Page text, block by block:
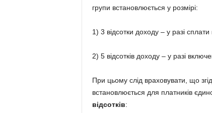
групи встановлюється у розмірі:
1) 3 відсотки доходу – у разі
2) 5 відсотків доходу – у разі
При цьому слід враховувати, що
встановлюється для платників
відсотків: